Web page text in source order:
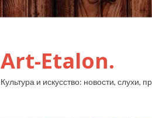
Art-Etalon.
Культура и искусство: новости, слухи,